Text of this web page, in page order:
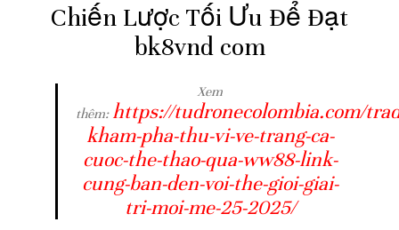
Chiến Lược Tối Ưu Để Đạt
bk8vnd com
Xem
thêm: https://tudronecolombia.com/
kham-pha-thu-vi-ve-trang-ca-
cuoc-the-thao-qua-ww88-link-
cung-ban-den-voi-the-gioi-giai-
tri-moi-me-25-2025/